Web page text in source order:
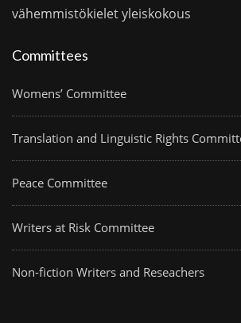
vähemmistökieletyleiskokous
Committees
Womens’ Committee
Translation and Linguistic Rights
Peace Committee
Writers at Risk Committee
Non-fiction Writers and Reseachers